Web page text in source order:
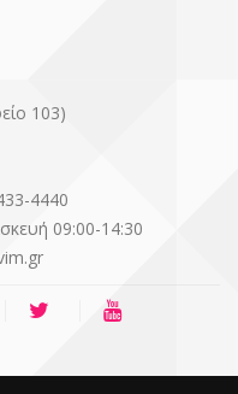
103)
4440
09:00-14:30